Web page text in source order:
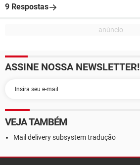
9 Respostas
ASSINE NOSSA NEWSLETTER!
VEJA TAMBÉM
Mail delivery subsystem tradução